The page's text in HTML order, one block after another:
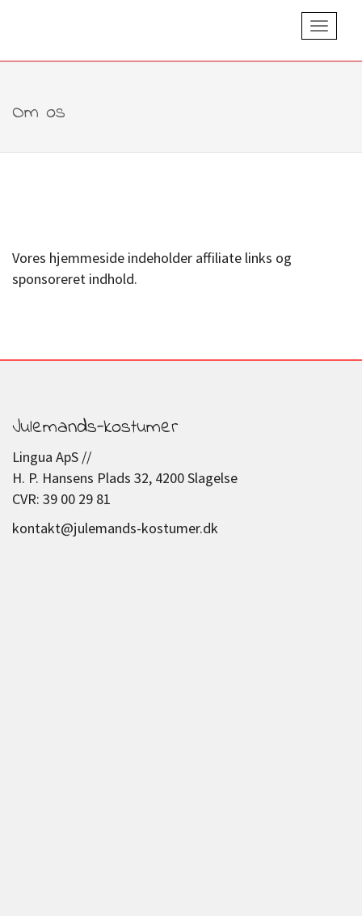
Toggle
Om os
Vores hjemmeside indeholder affiliate links og
sponsoreret indhold.
Julemands-kostumer
Lingua ApS //
H. P. Hansens Plads 32, 4200 Slagelse
CVR: 39 00 29 81
kontakt@julemands-kostumer.dk